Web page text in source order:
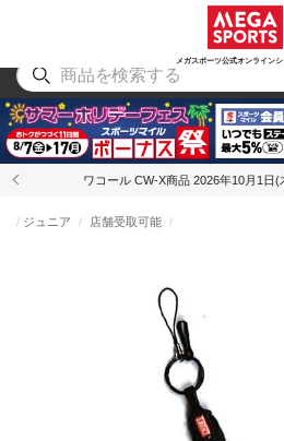
メガスポーツ公式オンライン
アウトドア
ワコール CW-X商品 2026年10月1日
ジュニア 店舗受取可能